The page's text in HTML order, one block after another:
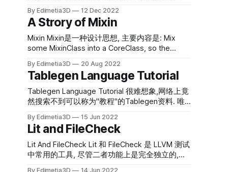
这种计算强度不够大的算子 正是由于
Transformer使用到的基本计算单元非常简单, 几
乎就只有 gemm, +-*/, layernorm, softmax, 也没
有奇怪的计算流程, 所以原文的作者将其称为一
个"简单"的模型是很有道理的. 本文就是简单记录
Transfomer中使用到的基本计算单元. Basics 想
要理解Transfomer计算流程的话, 可以参
考 Transformer’s Encoder-Decoder: Let’s
Understand The Model Architecture 如果有不清
楚的地方, 可以参考Github 我这
非有足够的理由, 在选择构建系统时, CMake总是
应当第一优先考虑. 我熟悉的构建系统只有
CMake和Bazel, 事实上, 如果能满足若干客观条
件的话, 我更愿意使用Bazel, 不过这篇主要记录
CMake主要的优缺点如下: Pros: 1. Imperative:
可以把CMake当做一个脚本语言来阅读, 这更符
合大家的编程习惯. 2. Widely-used: 你只要大致
会使用CMake, 那么世界上的大部分项目都可以
被你使用了. 3. Easy-at-beginning: 上手成本很
低, 简单的binary和library都很容易被描述出来,
对新手友好. Cons: 1. Too many traps: 你必须要
本, 否则, 处处都有坑你的陷阱. reddit上曾有一个
评
By Edimetia3D 12 Dec 2022
A Strory of Mixin
Mixin Mixin是一种设计思想, 主要内容是: Mix
some MixinClass into a CoreClass, so the
enhanced. 与其他设计模式相比, Mixin的主要特
点是它没有固定的编程pattern, 只是一种指导思
想, 所以可能会有各种各样的具体设计自称
为"Mixin", 因此, 当你看到一个"Mixin"设计时, 常
是非常正常的. 一般而言, 当设计实现了Mixin时,
常常会有以下特点: 1. 使用多继承或链式继承, 因
为我们常常需要把多个MixinClass混合到
CoreClass中,使用多继承或链式继承是非常直观
的方法. 2. 尽管使用了继承, 但是一般不进行"覆
写&
By Edimetia3D 20 Aug 2022
Tablegen Language Tutorial
Tablegen Language Tutorial 很难想象,网络上竟
然搜索不到可以称为"教程"的Tablegen资料. 唯
Reference, 它是非常合格的, 详尽而精确, 但是如
果把它作为教程来阅读, 则有一些缺点: 1. 过于详
尽, 即便是一些不太重要的特性,也需要用完整精
确的内容来描述. 2. 过于严谨, 即便是一些简单的
By Edimetia3D 15 Jun 2022
Lit and FileCheck
Lit And FileCheck Lit 和 FileCheck 是 LLVM 测试
中常用的工具, 尽管二者功能上是完全独立的,但
By Edimetia3D 14 Jun 2022